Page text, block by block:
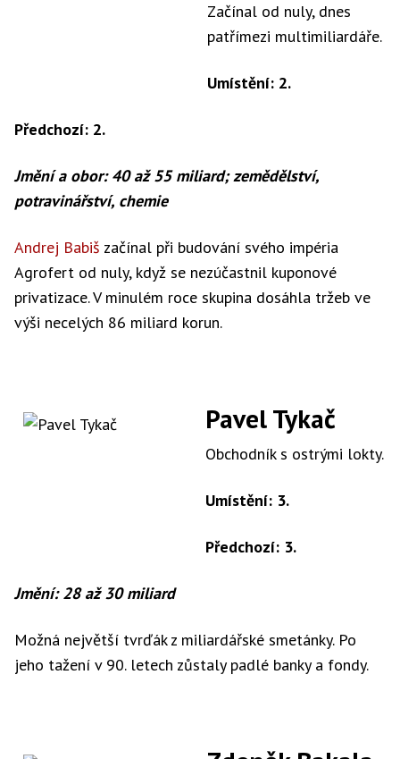
Začínal od nuly, dnes
patřímezi multimiliardáře.
Umístění: 2.
Předchozí: 2.
Jmění a obor: 40 až 55 miliard; zemědělství,
potravinářství, chemie
Andrej Babiš začínal při budování svého impéria
Agrofert od nuly, když se nezúčastnil kuponové
privatizace. V minulém roce skupina dosáhla tržeb ve
výši necelých 86 miliard korun.
Pavel Tykač
Obchodník s ostrými lokty.
Umístění: 3.
Předchozí: 3.
Jmění: 28 až 30 miliard
Možná největší tvrďák z miliardářské smetánky. Po
jeho tažení v 90. letech zůstaly padlé banky a fondy.